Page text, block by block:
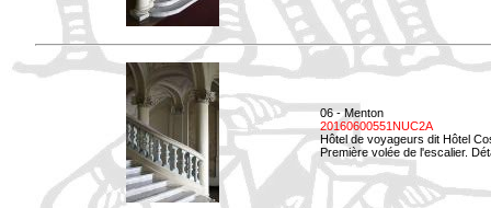
06 - Menton
20160600551NUC2A
Hôtel de voyageurs dit Hôtel
Première volée de l'escalier.